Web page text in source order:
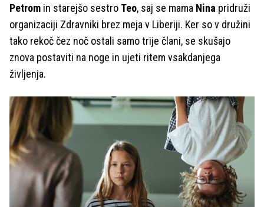
Petrom in starejšo sestro Teo, saj se mama Nina pridruži
organizaciji Zdravniki brez meja v Liberiji. Ker so v družini
tako rekoč čez noč ostali samo trije člani, se skušajo
znova postaviti na noge in ujeti ritem vsakdanjega
življenja.